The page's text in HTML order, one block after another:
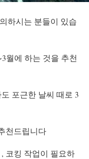
하시는 분들이 있습
월에 하는 것을 추천
포근한 날씨 때로 3
천드립니다
코킹 작업이 필요하